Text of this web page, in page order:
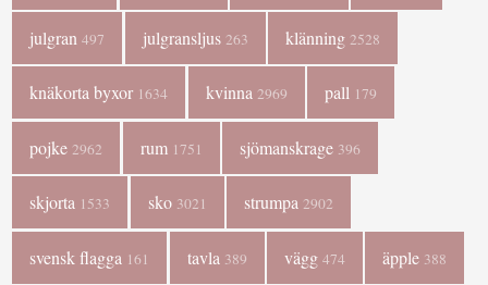
julgran497 julgransljus 263 klänning 2528
knäkorta byxor 1634 kvinna 2969 pall 179
pojke 2962 rum 1751 sjömanskrage 396
skjorta 1533 sko 3021 strumpa 2902
svensk flagga 161 tavla 389 vägg 474 äpple 388